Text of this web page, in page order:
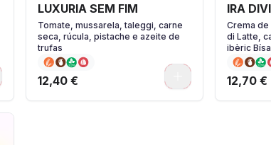
LUXURIA SEM FIM
Tomate, mussarela, taleggi, carne
seca, rúcula, pistache e azeite de
trufas
12,40 €
IRA
Crema
di Latte,
ibèric
ceba
12,70 €